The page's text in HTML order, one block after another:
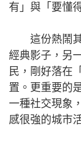
有」與「要懂
這份熱鬧其
經典影子，另
民，剛好落在
置。更重要的
一種社交現象
感很強的城市